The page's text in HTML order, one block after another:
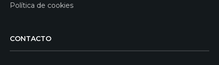
Política de cookies
CONTACTO